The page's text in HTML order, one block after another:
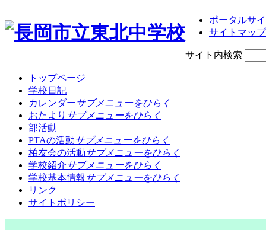
ポータルサ
サイトマップ
サイト内検索
トップページ
学校日記
カレンダーサブメニューをひらく
おたより サブメニューをひらく
部活動
PTAの活動サブメニューをひらく
柏友会の活動サブメニューをひらく
学校紹介サブメニューをひらく
学校基本情報 サブメニューをひらく
リンク
サイトポリシー